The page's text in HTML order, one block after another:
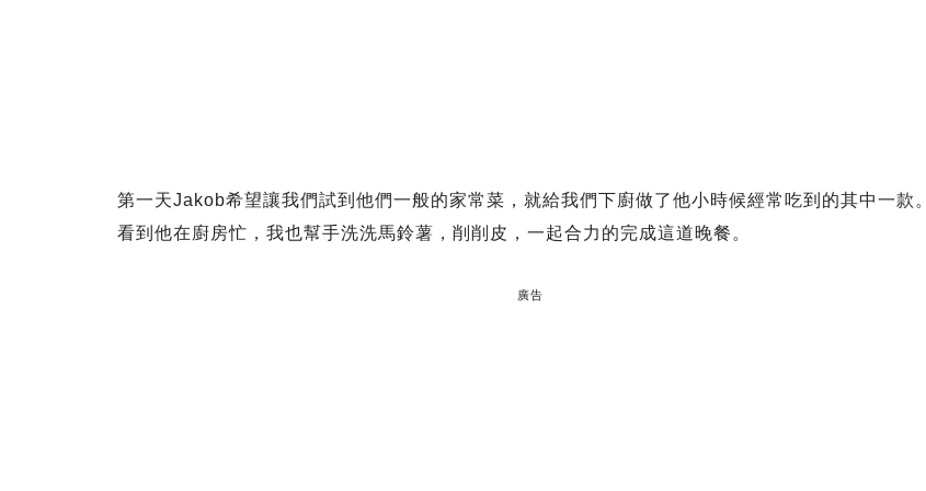
第一天Jakob希望讓我們試到他們一般的家常菜，就給我們下廚做了他小時候經常吃到的其中一款。
看到他在廚房忙，我也幫手洗洗馬鈴薯，削削皮，一起合力的完成這道晚餐。
廣告